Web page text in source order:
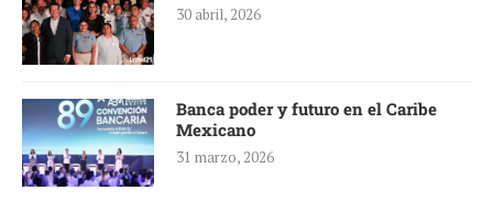
30 abril, 2026
Banca poder y futuro en el Caribe
Mexicano
31 marzo, 2026